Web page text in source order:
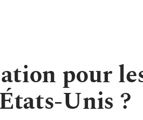
pour
Unis ?